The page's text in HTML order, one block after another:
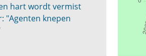
hart wordt vermist
"Agenten knepen